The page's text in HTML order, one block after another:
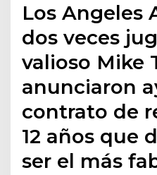
Los Angeles
dos veces
valioso Mike
anunciaron
contrato de
12 años que
ser el más